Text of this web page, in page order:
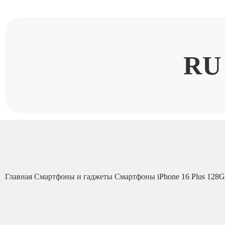
RU
Главная Смартфоны и гаджеты Смартфоны iPhone 16 Plus